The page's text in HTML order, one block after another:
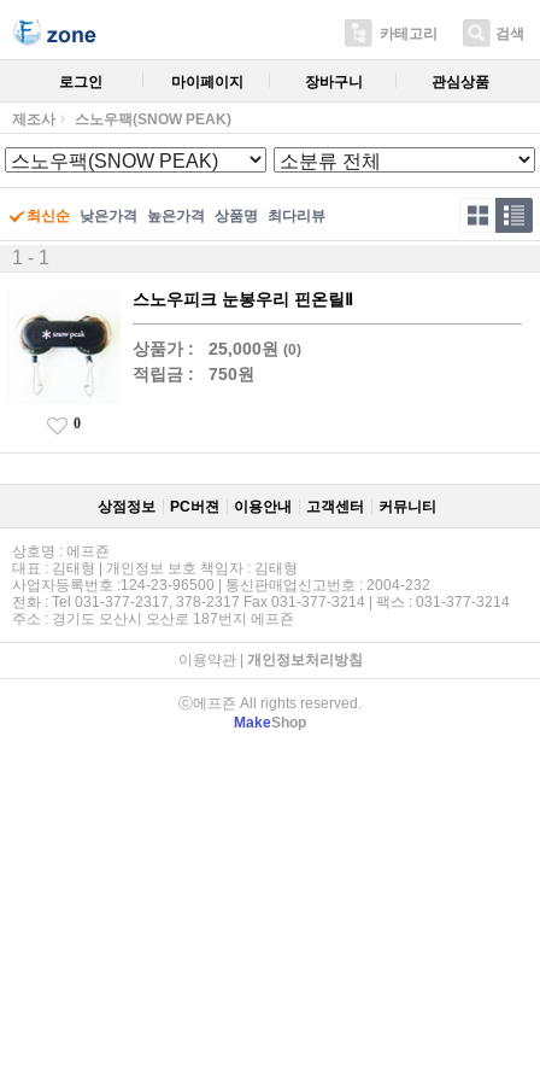
카테고리 검색
로그인 마이페이지 장바구니 관심상품
제조사 스노우팩(SNOW PEAK)
최신순 낮은가격 높은가격 상품명 최다리뷰
1 - 1
스노우피크 눈봉우리 핀온릴Ⅱ
상품가 : 25,000원 (0)
적립금 : 750원
0
상점정보 PC버젼 이용안내 고객센터 커뮤니티
상호명 : 에프죤
대표 : 김태형 | 개인정보 보호 책임자 : 김태형
사업자등록번호 :124-23-96500 | 통신판매업신고번호 : 2004-232
전화 : Tel 031-377-2317, 378-2317 Fax 031-377-3214 | 팩스 : 031-377-3214
주소 : 경기도 오산시 오산로 187번지 에프죤
이용약관| 개인정보처리방침
ⓒ에프죤 All rights reserved.
MakeShop